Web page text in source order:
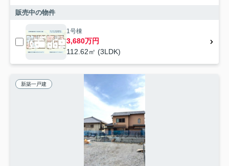
販売中の物件
1号棟
3,680万円
112.62㎡ (3LDK)
新築一戸建